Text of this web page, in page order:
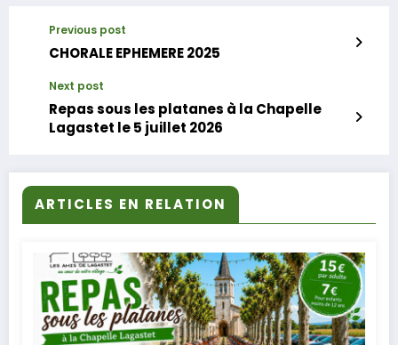
Previous post
CHORALE EPHEMERE 2025
Next post
Repas sous les platanes à la Chapelle
Lagastet le 5 juillet 2026
ARTICLES EN RELATION